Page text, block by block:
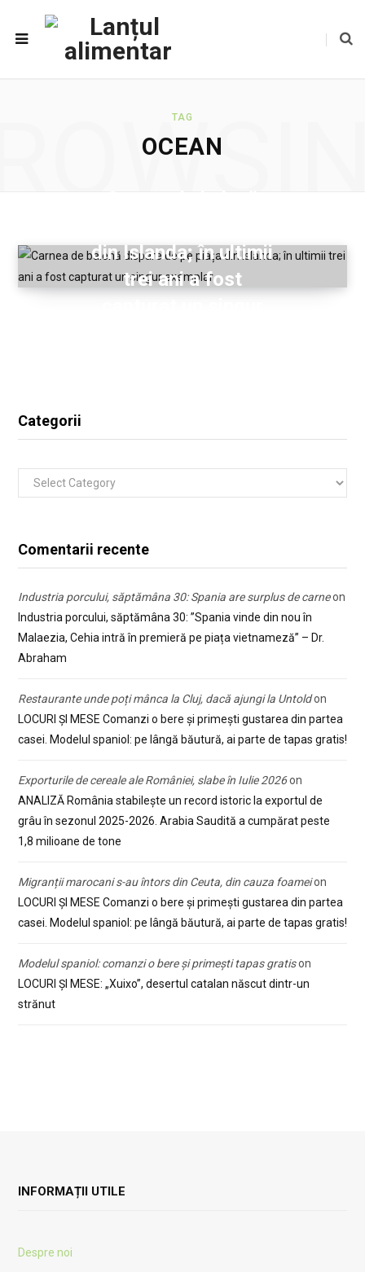
TAG
OCEAN
din Islanda; în ultimii
trei ani a fost
Categorii
Categorii
Comentarii recente
Industria porcului, săptămâna 30: Spania are surplus de carneon
Industria porcului, săptămâna 30: ”Spania vinde din nou în
Malaezia, Cehia intră în premieră pe piața vietnameză” – Dr.
Abraham
Restaurante unde poți mânca la Cluj, dacă ajungi la Untoldon
LOCURI ȘI MESE Comanzi o bere și primești gustarea din partea
casei. Modelul spaniol: pe lângă băutură, ai parte de tapas gratis!
Exporturile de cereale ale României, slabe în Iulie 2026on
ANALIZĂ România stabilește un record istoric la exportul de
grâu în sezonul 2025-2026. Arabia Saudită a cumpărat peste
1,8 milioane de tone
Migranții marocani s-au întors din Ceuta, din cauza foameion
LOCURI ȘI MESE Comanzi o bere și primești gustarea din partea
casei. Modelul spaniol: pe lângă băutură, ai parte de tapas gratis!
Modelul spaniol: comanzi o bere și primești tapas gratison
LOCURI ȘI MESE: „Xuixo”, desertul catalan născut dintr-un
strănut
INFORMAȚII UTILE
Despre noi